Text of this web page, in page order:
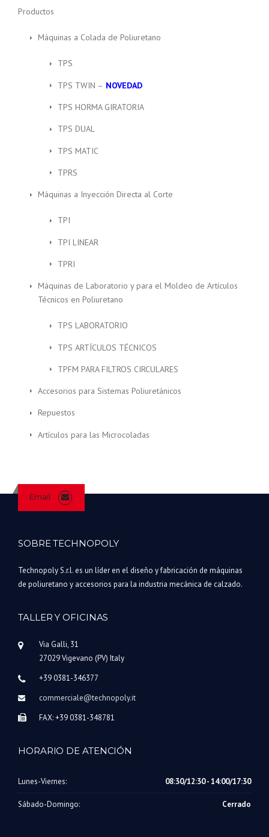
Productos
Máquinas a Colada de Poliuretano
TPS
TPS TWIN – NOVEDAD
TPS HORMA GIRATORIA
TPS DUAL
TPS MATIC
TPRS
Máquinas a Inyección Directa al Corte
TPI
TPI LINEAR
TPRI
Máquinas de Laboratorio y para el Moldeo de Artículos
Técnicos en Poliuretano
TPS LABORATORIO
TPS ARTÍCULOS TÉCNICOS
TPFM PARA FILTROS CIRCULARES
Accesorios para Sistemas Poliuretánicos
Repuestos
Artículos para las Microcoladas
Email
SOBRE TECHNOPOLY
Technopoly S.r.l. es un líder en el diseño y fabricación de máquinas
de poliuretano y accesorios para la industria mecánica de calzado.
TALLER Y OFICINAS
Via Galli, 31
27029 Vigevano (PV) Italy
+39 0381-346377
commerciale@technopoly.it
FAX: +39 0381-348781
HORARIO DE ATENCIÓN
Lunes-Viernes: 08:30/12:30 - 14:00/17:30
Sábado-Domingo: Cerrado